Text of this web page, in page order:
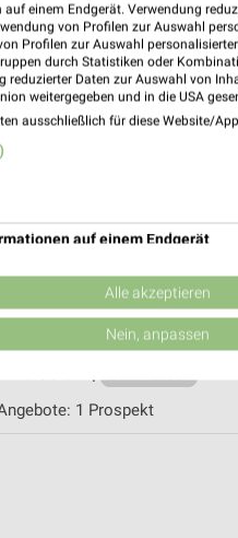
Fulda
71
18:00 Uhr |
1 Prospekt
21
1 Prospekt
einem Endgerät. Verwendung
von Profilen zur Auswahl
Profilen zur Auswahl
durch Statistiken oder
reduzierter Daten zur Auswahl von
weitergegeben und in die USA
ausschließlich für diese Website/
auf einem Endgerät
von Werbeanzeigen
Werbung
von Inhalten
Alle akzeptieren
Nein, anpassen